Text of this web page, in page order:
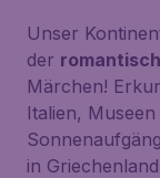
Unser
der
Märchen!
Italien,
in